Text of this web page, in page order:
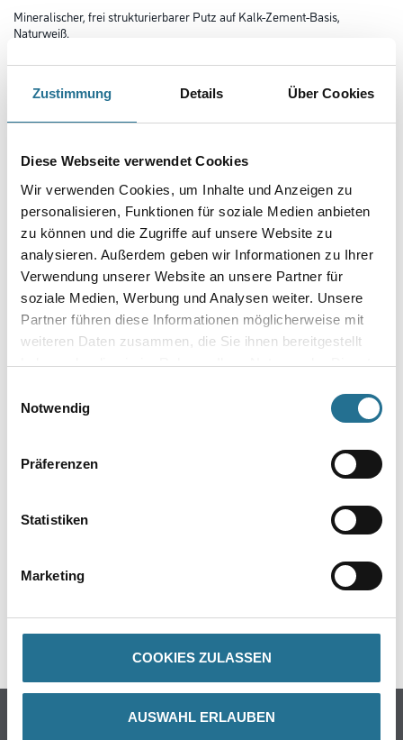
Zustimmung Details Über Cookies
Diese Webseite verwendet Cookies
Wir verwenden Cookies, um Inhalte und Anzeigen zu
personalisieren, Funktionen für soziale Medien anbieten
zu können und die Zugriffe auf unsere Website zu
analysieren. Außerdem geben wir Informationen zu Ihrer
Verwendung unserer Website an unsere Partner für
soziale Medien, Werbung und Analysen weiter. Unsere
Partner führen diese Informationen möglicherweise mit
weiteren Daten zusammen, die Sie ihnen bereitgestellt
haben oder die sie im Rahmen Ihrer Nutzung der Dienste
Notwendig
Präferenzen
Statistiken
Marketing
COOKIES ZULASSEN
AUSWAHL ERLAUBEN
Mineralischer, frei strukturierbarer Putz auf Kalk-Zement-Basis,
Naturweiß.
Gebinde
Umrechnungsfaktoren
PRODUKTEIGENSCHAFTEN
SPEZIFIKATIONEN